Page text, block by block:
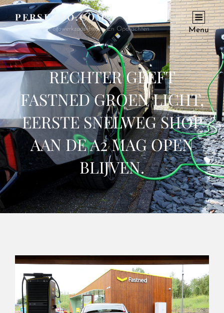
PERSFOTO.COM
Voor Al Uw Fotowerkzaamheden En Opdrachten Menu
RECHTER GEEFT
FASTNED GROEN LICHT,
EERSTE SNELWEG SHOP
AAN DE A2 MAG OPEN
BLIJVEN.